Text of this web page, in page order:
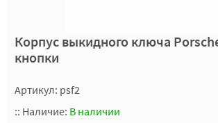
Корпус выкидного ключа
кнопки
Артикул: psf2
:: Наличие: В наличии